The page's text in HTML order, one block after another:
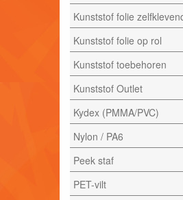
Kunststof folie
Kunststof folie op rol
Kunststof toebehoren
Kunststof Outlet
Kydex (PMMA/PVC)
Nylon / PA6
Peek staf
PET-vilt